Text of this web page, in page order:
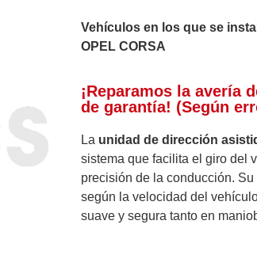
Vehículos en los que se
OPEL CORSA
¡Reparamos la avería
de garantía! (Según
La unidad de dirección
sistema que facilita el giro del
precisión de la conducción.
según la velocidad del
suave y segura tanto en